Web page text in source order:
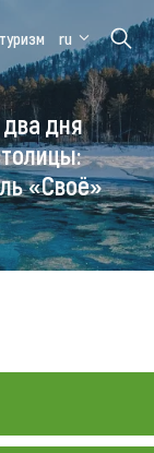
Алтайская
зимовка
ru
дня
«Своё»